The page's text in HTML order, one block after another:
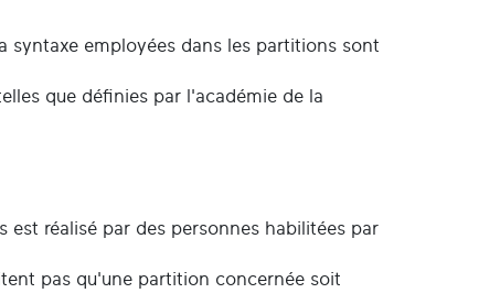
syntaxe employées dans les partitions sont
que définies par l'académie de la
réalisé par des personnes habilitées par
pas qu'une partition concernée soit